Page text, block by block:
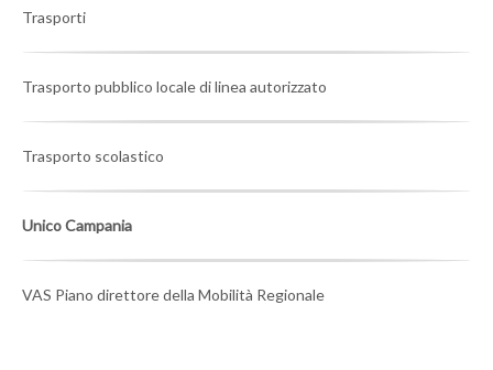
Trasporti
Trasporto pubblico locale di linea autorizzato
Trasporto scolastico
Unico Campania
VAS Piano direttore della Mobilità Regionale